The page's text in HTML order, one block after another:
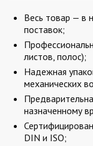
Весь товар — в
поставок;
листов, полос);
Надежная
механических
назначенному
DIN и ISO;